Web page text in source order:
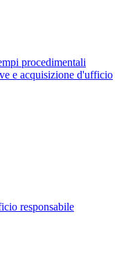
procedimentali
e acquisizione d'ufficio
responsabile